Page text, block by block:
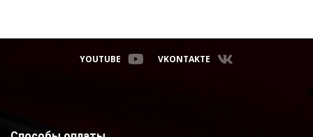
YOUTUBE VKONTAKTE